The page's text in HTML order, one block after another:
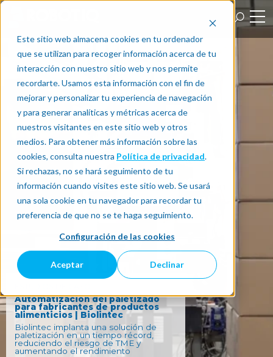
Este sitio web almacena cookies en tu ordenador
que se utilizan para recoger información acerca de tu
interacción con nuestro sitio web y nos permite
recordarte. Usamos esta información con el fin de
mejorar y personalizar tu experiencia de navegación
y para generar analíticas y métricas acerca de
nuestros visitantes en este sitio web y otros
medios. Para obtener más información sobre las
cookies, consulta nuestra Política de privacidad.
Si rechazas, no se hará seguimiento de tu
información cuando visites este sitio web. Se usará
una sola cookie en tu navegador para recordar tu
preferencia de que no se te haga seguimiento.
Configuración de las cookies
Aceptar Declinar
Automatización del paletizado
para fabricantes de productos
alimenticios | Biolintec
Biolintec implanta una solución de
paletización en un tiempo récord,
reduciendo el riesgo de TME y
aumentando el rendimiento